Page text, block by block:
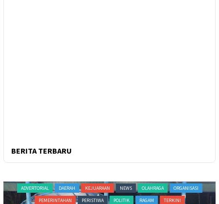
BERITA TERBARU
ADVERTORIAL DAERAH KEJUARAAN NEWS OLAHRAGA
ORGANISASI
PEMERINTAHAN
PERISTIWA POLITIK RAGAM TERKINI